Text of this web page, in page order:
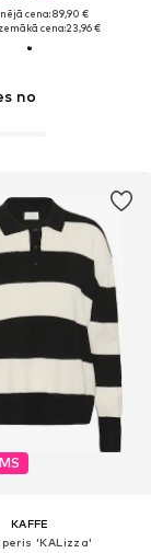
cena: 89,90 €
cena:23,96 €
KAFFE
'KALizza'
no